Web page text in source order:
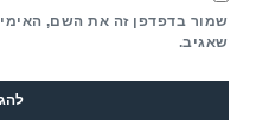
שמור בדפדפן זה את השם,
שאגיב.